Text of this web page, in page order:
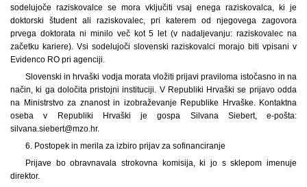
sodelujoče raziskovalce se mora vključiti vsaj enega raziskovalca, ki je
doktorski študent ali raziskovalec, pri katerem od njegovega zagovora
prvega doktorata ni minilo več kot 5 let (v nadaljevanju: raziskovalec na
začetku kariere). Vsi sodelujoči slovenski raziskovalci morajo biti vpisani v
Evidenco RO pri agenciji.
Slovenski in hrvaški vodja morata vložiti prijavi praviloma istočasno in na
način, ki ga določita pristojni instituciji. V Republiki Hrvaški se prijavo odda
na Ministrstvo za znanost in izobraževanje Republike Hrvaške. Kontaktna
oseba v Republiki Hrvaški je gospa Silvana Siebert, e-pošta:
silvana.siebert@mzo.hr.
6. Postopek in merila za izbiro prijav za sofinanciranje
Prijave bo obravnavala strokovna komisija, ki jo s sklepom imenuje
direktor.